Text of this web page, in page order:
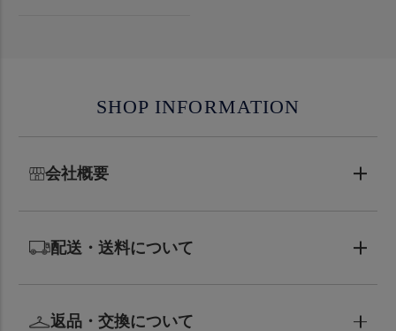
SHOP INFORMATION
会社概要
配送・送料について
返品・交換について